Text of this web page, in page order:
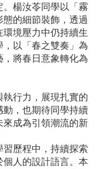
。楊汝苓同學以「霧
的細節裝飾，透過
境壓力中仍持續生
以「春之雙奏」為
將春日意象轉化為
行力，展現扎實的
動，也期待同學持續
來成為引領潮流的新
歷程中，持續探索
人的設計語言。本